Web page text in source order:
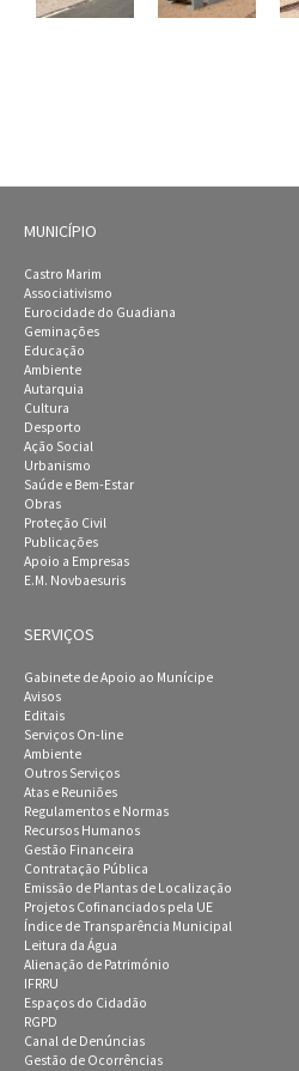
MUNICÍPIO
Castro Marim
Associativismo
Eurocidade do Guadiana
Geminações
Educação
Ambiente
Autarquia
Cultura
Desporto
Ação Social
Urbanismo
Saúde e Bem-Estar
Obras
Proteção Civil
Publicações
Apoio a Empresas
E.M. Novbaesuris
SERVIÇOS
Gabinete de Apoio ao Munícipe
Avisos
Editais
Serviços On-line
Ambiente
Outros Serviços
Atas e Reuniões
Regulamentos e Normas
Recursos Humanos
Gestão Financeira
Contratação Pública
Emissão de Plantas de Localização
Projetos Cofinanciados pela UE
Índice de Transparência Municipal
Leitura da Água
Alienação de Património
IFRRU
Espaços do Cidadão
RGPD
Canal de Denúncias
Gestão de Ocorrências